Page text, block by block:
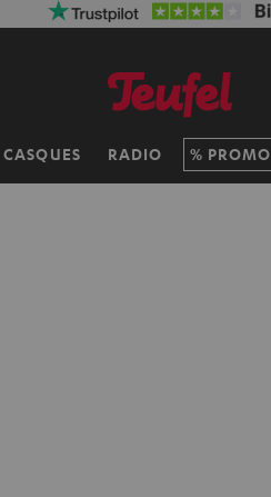
CASQUES RADIO PROMO